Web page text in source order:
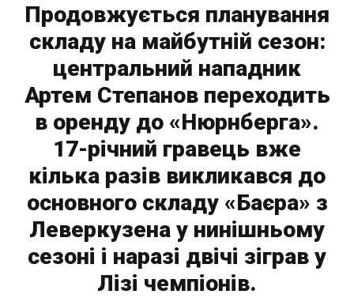
Продовжується планування
складу на майбутній сезон:
центральний нападник
Артем Степанов переходить
в оренду до «Нюрнберга».
17-річний гравець вже
кілька разів викликався до
основного складу «Баєра» з
Леверкузена у нинішньому
сезоні і наразі двічі зіграв у
Лізі чемпіонів.